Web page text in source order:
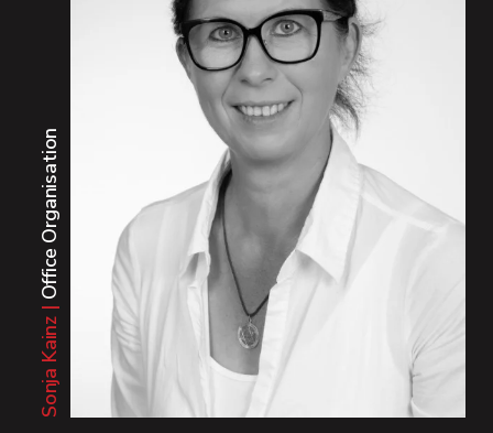
29
Jahre im
EKO-Team
Sonja Kainz |
Office Organisation